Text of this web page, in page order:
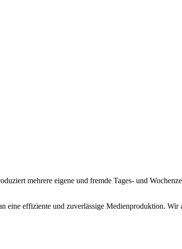
mehrere eigene und fremde Tages- und
effiziente und zuverlässige Medienproduktion. Wir